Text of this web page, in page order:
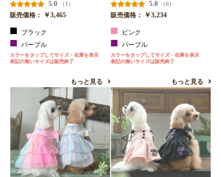
5.0
（1）
販売価格：
￥3,465
ブラック
パープル
カラーをタップしてサイズ・在庫を表示
表記の無いサイズは販売終了
もっと見る
5.0
（6）
販売価格：
￥3,234
ピンク
パープル
カラーをタップしてサイズ・在庫を表示
表記の無いサイズは販売終了
もっと見る